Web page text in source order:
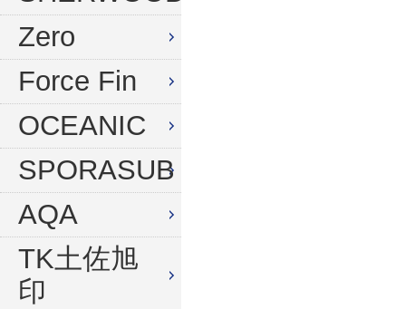
水中デジタルカメラセット
Zero
Force Fin
OCEANIC
SPORASUB
AQA
TK土佐旭
印